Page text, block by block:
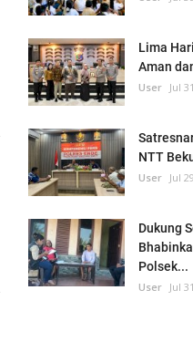
Lima
Aman
User Jul
NTT
User Jul
Dukung
Polsek...
User Jul